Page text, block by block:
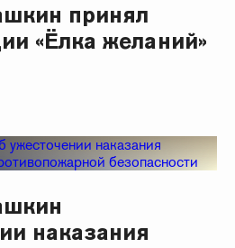
принял
«Ёлка желаний»
наказания